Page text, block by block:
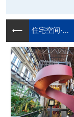
住宅空间·...